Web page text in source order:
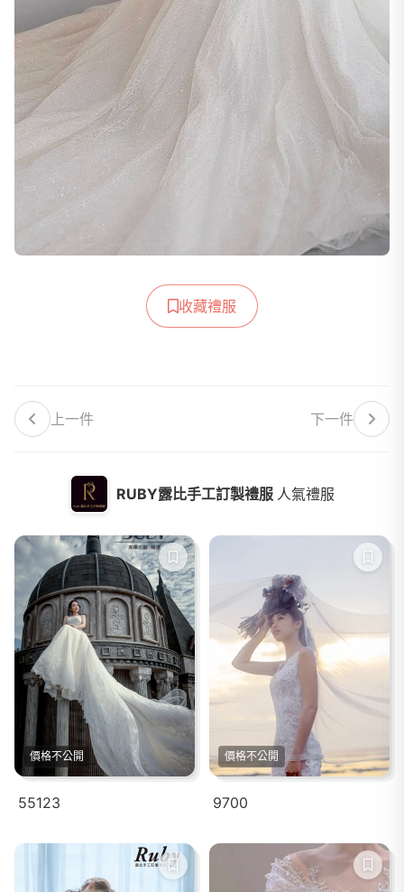
收藏禮服
上一件 下一件
RUBY露比手工訂製禮服 人氣禮服
價格不公開
55123
價格不公開
9700